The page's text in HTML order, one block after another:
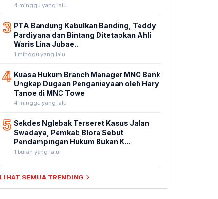
4 minggu yang lalu
3 PTA Bandung Kabulkan Banding, Teddy
Pardiyana dan Bintang Ditetapkan Ahli
Waris Lina Jubae...
1 minggu yang lalu
4 Kuasa Hukum Branch Manager MNC Bank
Ungkap Dugaan Penganiayaan oleh Hary
Tanoe di MNC Towe
4 minggu yang lalu
5 Sekdes Nglebak Terseret Kasus Jalan
Swadaya, Pemkab Blora Sebut
Pendampingan Hukum Bukan K...
1 bulan yang lalu
LIHAT SEMUA TRENDING